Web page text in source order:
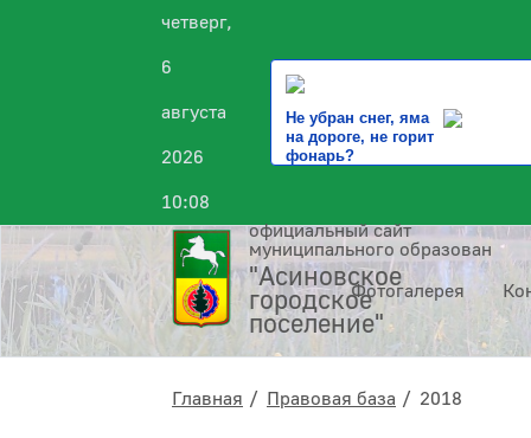
четверг,
6
августа
2026
10:08
Не убран снег, яма
на дороге, не горит
фонарь?
официальный сайт
муниципального образования
"Асиновское
городское
поселение"
Фотогалерея
Главная Правовая база 2018